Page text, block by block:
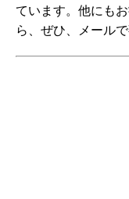
ています。他にも
ら、ぜひ、メール